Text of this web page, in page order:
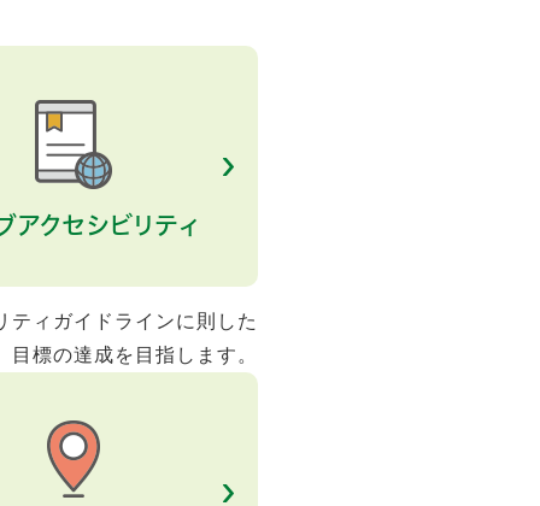
アクセシビリティ
ティガイドラインに則した
目標の達成を目指します。